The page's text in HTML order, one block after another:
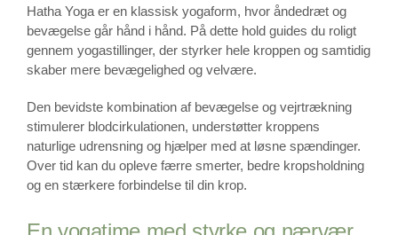
Hatha Yoga er en klassisk yogaform, hvor åndedræt og
bevægelse går hånd i hånd. På dette hold guides du roligt
gennem yogastillinger, der styrker hele kroppen og samtidig
skaber mere bevægelighed og velvære.
Den bevidste kombination af bevægelse og vejrtrækning
stimulerer blodcirkulationen, understøtter kroppens
naturlige udrensning og hjælper med at løsne spændinger.
Over tid kan du opleve færre smerter, bedre kropsholdning
og en stærkere forbindelse til din krop.